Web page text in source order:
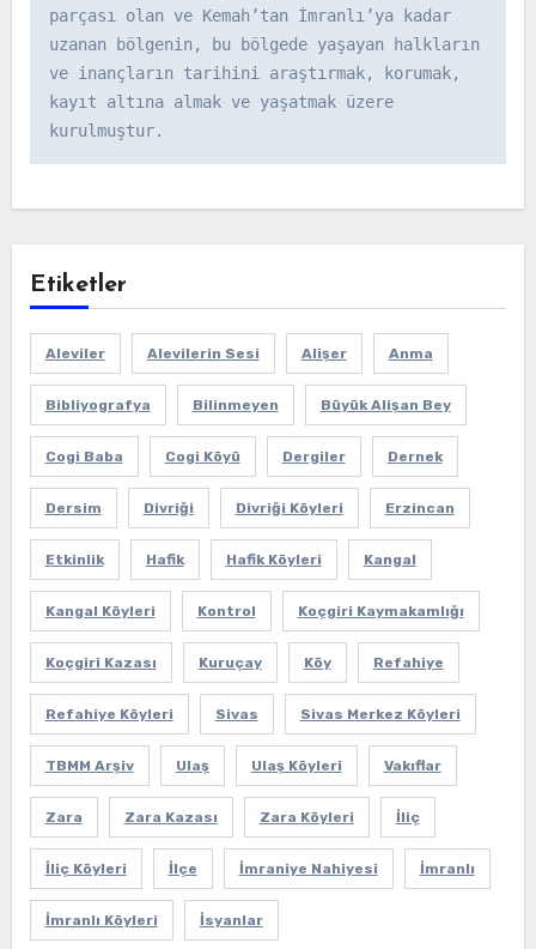
parçası olan ve Kemah’tan İmranlı’ya kadar
uzanan bölgenin, bu bölgede yaşayan halkların
ve inançların tarihini araştırmak, korumak,
kayıt altına almak ve yaşatmak üzere
kurulmuştur.
Etiketler
Aleviler Alevilerin Sesi Alişer Anma
Bibliyografya Bilinmeyen Büyük Alişan Bey
Cogi Baba Cogi Köyü Dergiler Dernek
Dersim Divriği Divriği Köyleri Erzincan
Etkinlik Hafik Hafik Köyleri Kangal
Kangal Köyleri Kontrol Koçgiri Kaymakamlığı
Koçgiri Kazası Kuruçay Köy Refahiye
Refahiye Köyleri Sivas Sivas Merkez Köyleri
TBMM Arşiv Ulaş Ulaş Köyleri Vakıflar
Zara Zara Kazası Zara Köyleri İliç
İliç Köyleri İlçe İmraniye Nahiyesi İmranlı
İmranlı Köyleri İsyanlar